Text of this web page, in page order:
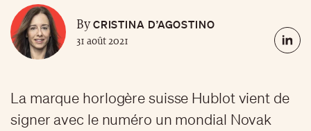
ByCRISTINA D’AGOSTINO
31 août 2021
La marque horlogère suisse Hublot vient de
signer avec le numéro un mondial Novak